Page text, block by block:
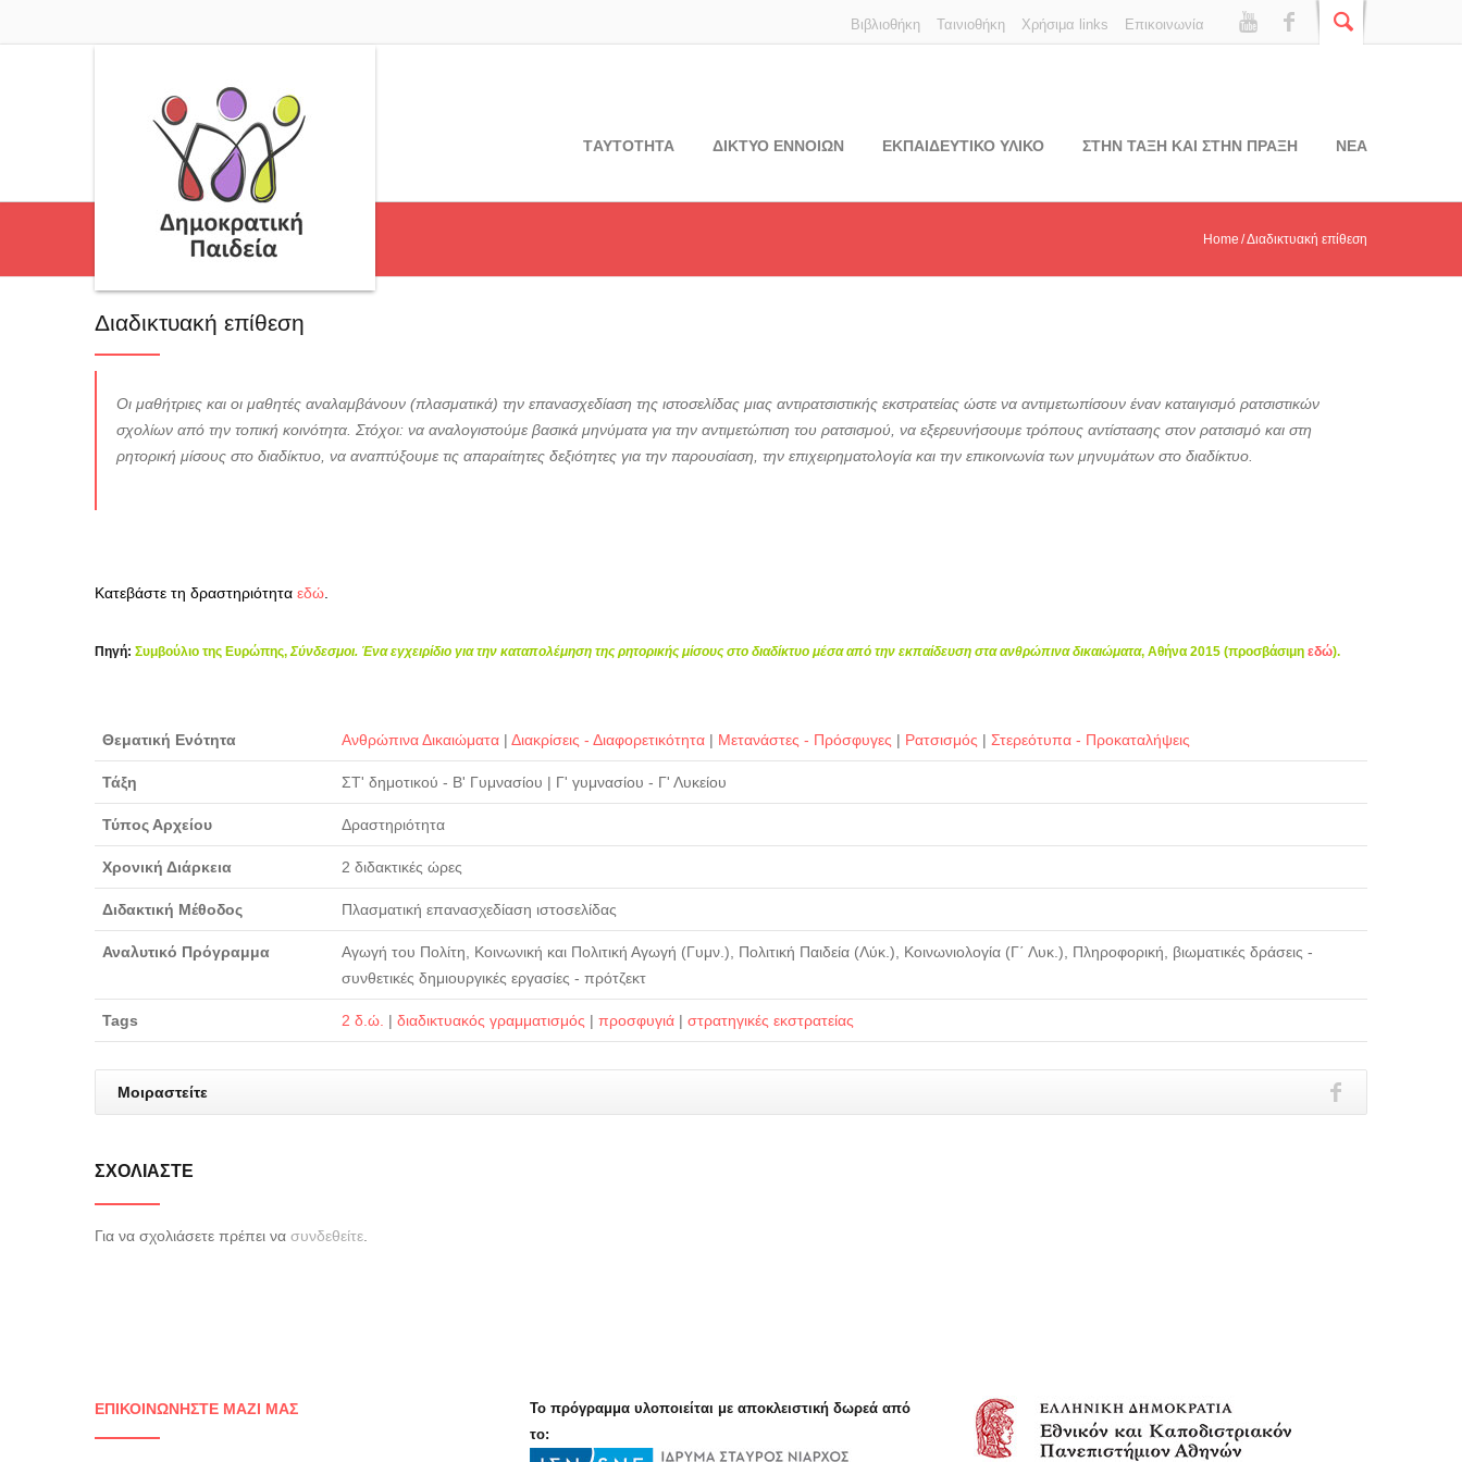
Επικοινωνία
Χρήσιμα links
Ταινιοθήκη
Βιβλιοθήκη
TΑΥΤΟΤΗΤΑ ΔΙΚΤΥΟ ΕΝΝΟΙΩΝ ΕΚΠΑΙΔΕΥΤΙΚΟ ΥΛΙΚΟ ΣΤΗΝ ΤΑΞΗ ΚΑΙ ΣΤΗΝ ΠΡΑΞΗ ΝΕΑ
Home Διαδικτυακή επίθεση
Διαδικτυακή επίθεση
Οι μαθήτριες και οι μαθητές αναλαμβάνουν (πλασματικά) την επανασχεδίαση της ιστοσελίδας μιας αντιρατσιστικής εκστρατείας ώστε να αντιμετωπίσουν έναν καταιγισμό ρατσιστικών
σχολίων από την τοπική κοινότητα. Στόχοι: να αναλογιστούμε βασικά μηνύματα για την αντιμετώπιση του ρατσισμού, να εξερευνήσουμε τρόπους αντίστασης στον ρατσισμό και στη
ρητορική μίσους στο διαδίκτυο, να αναπτύξουμε τις απαραίτητες δεξιότητες για την παρουσίαση, την επιχειρηματολογία και την επικοινωνία των μηνυμάτων στο διαδίκτυο.
Κατεβάστε τη δραστηριότητα εδώ
Πηγή: Συμβούλιο της Ευρώπης,Σύνδεσμοι. Ένα εγχειρίδιο για την καταπολέμηση της ρητορικής μίσους στο διαδίκτυο μέσα από την εκπαίδευση στα ανθρώπινα δικαιώματα, Αθήνα 2015 (προσβάσιμη εδώ).
Θεματική Ενότητα Ανθρώπινα Δικαιώματα | Διακρίσεις - Διαφορετικότητα | Μετανάστες - Πρόσφυγες | Ρατσισμός | Στερεότυπα - Προκαταλήψεις
Τάξη ΣΤ' δημοτικού - Β' Γυμνασίου | Γ' γυμνασίου - Γ' Λυκείου
Τύπος Αρχείου Δραστηριότητα
Χρονική Διάρκεια 2 διδακτικές ώρες
Διδακτική Μέθοδος Πλασματική επανασχεδίαση ιστοσελίδας
Αναλυτικό Πρόγραμμα
Αγωγή του Πολίτη, Κοινωνική και Πολιτική Αγωγή (Γυμν.), Πολιτική Παιδεία (Λύκ.), Κοινωνιολογία (Γ΄ Λυκ.), Πληροφορική, βιωματικές δράσεις -
συνθετικές δημιουργικές εργασίες - πρότζεκτ
Tags 2 δ.ώ. | διαδικτυακός γραμματισμός | προσφυγιά | στρατηγικές εκστρατείας
Μοιραστείτε
ΣΧΟΛΙΆΣΤΕ
Για να σχολιάσετε πρέπει να συνδεθείτε
ΕΠΙΚΟΙΝΩΝΉΣΤΕ ΜΑΖΊ ΜΑΣ
Το πρόγραμμα υλοποιείται με αποκλειστική δωρεά από
το: